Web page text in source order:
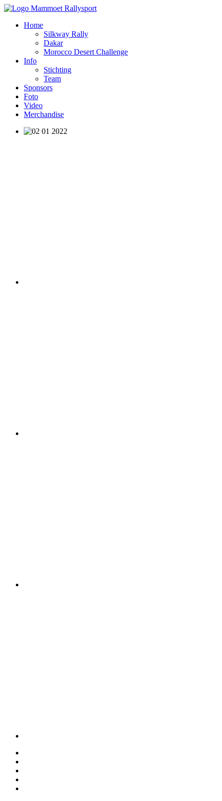
Home
Silkway Rally
Dakar
Morocco Desert Challenge
Info
Stichting
Team
Sponsors
Foto
Video
Merchandise